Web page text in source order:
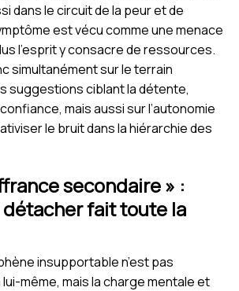
dans le circuit de la peur et de
est vécu comme une menace
l’esprit y consacre de ressources.
simultanément sur le terrain
suggestions ciblant la détente,
mais aussi sur l’autonomie
le bruit dans la hiérarchie des
secondaire » :
fait toute la
insupportable n’est pas
même, mais la charge mentale et